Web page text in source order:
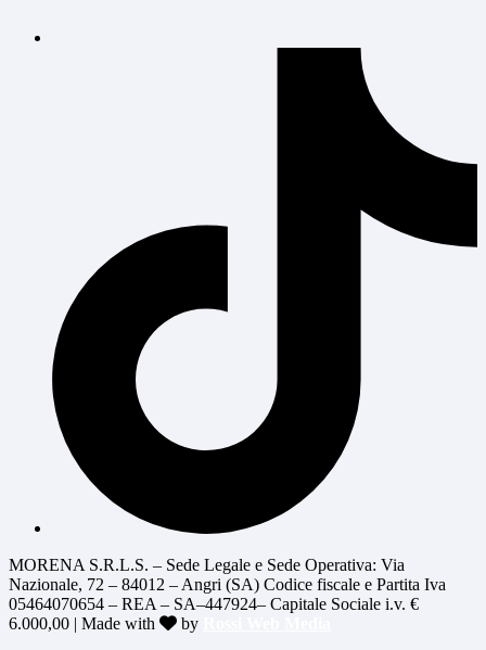
MORENA S.R.L.S. – Sede Legale e Sede Operativa: Via
Nazionale, 72 – 84012 – Angri (SA) Codice fiscale e Partita Iva
05464070654 – REA – SA–447924– Capitale Sociale i.v. €
6.000,00 | Made with
by